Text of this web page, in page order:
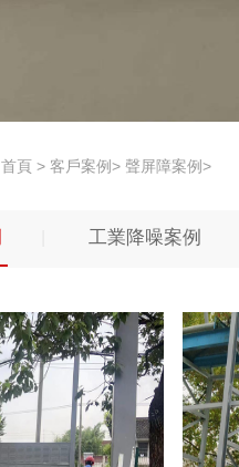
首頁 >客戶案例>聲屏障案例>
工業降噪案例